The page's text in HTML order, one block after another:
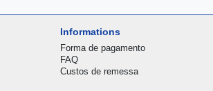
Informations
Forma de pagamento
FAQ
Custos de remessa